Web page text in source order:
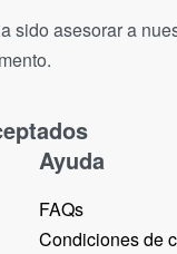
sido asesorar a
Ayuda
FAQs
Condiciones de